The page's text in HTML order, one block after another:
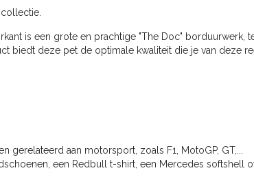
is een grote en prachtige "The Doc" borduurwerk,
biedt deze pet de optimale kwaliteit die je van deze
aan motorsport, zoals F1, MotoGP, GT,...
een Redbull t-shirt, een Mercedes softshell